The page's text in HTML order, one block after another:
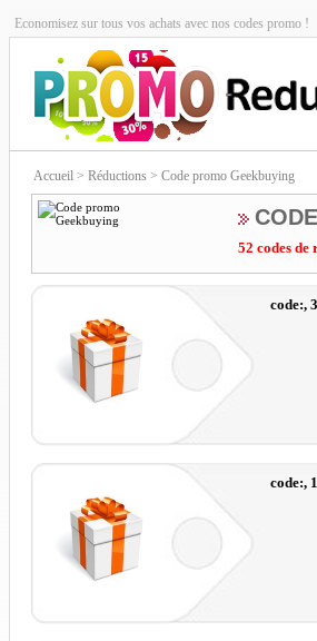
Economisez sur tous vos achats avec nos codes promo !
Accueil > Réductions > Code promo Geekbuying
52 codes de
code:,
code:,